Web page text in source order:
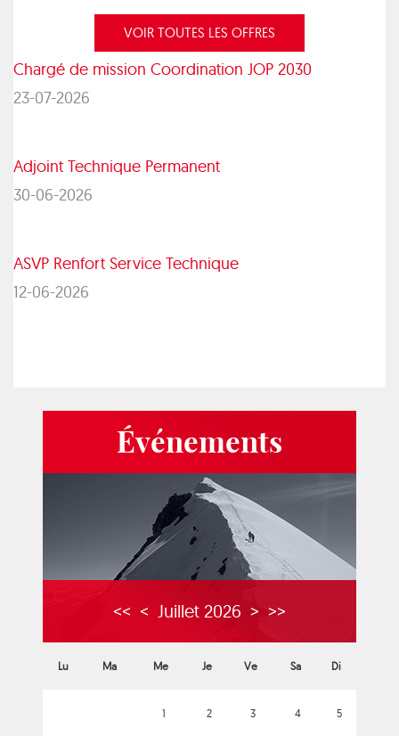
VOIR TOUTES LES OFFRES
Chargé de mission Coordination JOP 2030
23-07-2026
Adjoint Technique Permanent
30-06-2026
ASVP Renfort Service Technique
12-06-2026
Événements
<< < Juillet 2026 > >>
Lu Ma Me Je Ve Sa Di
1 2 3 4 5